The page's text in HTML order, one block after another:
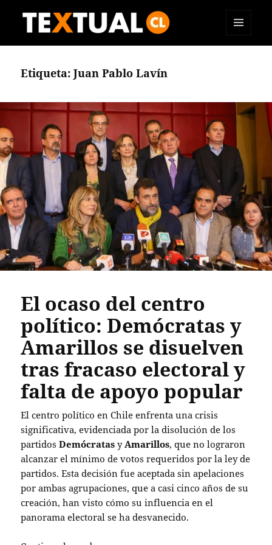
Etiqueta:Juan Pablo Lavín
El ocaso del centro
político: Demócratas y
Amarillos se disuelven
tras fracaso electoral y
falta de apoyo popular
El centro político en Chile enfrenta una crisis
significativa, evidenciada por la disolución de los
partidosDemócratas y Amarillos, que no lograron
alcanzar el mínimo de votos requeridos por la ley de
partidos. Esta decisión fue aceptada sin apelaciones
por ambas agrupaciones, que a casi cinco años de su
creación, han visto cómo su influencia en el
panorama electoral se ha desvanecido.